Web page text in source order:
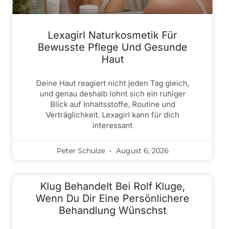
Lexagirl Naturkosmetik Für
Bewusste Pflege Und Gesunde
Haut
Deine Haut reagiert nicht jeden Tag gleich,
und genau deshalb lohnt sich ein ruhiger
Blick auf Inhaltsstoffe, Routine und
Verträglichkeit. Lexagirl kann für dich
interessant
Peter Schulze August 6, 2026
Klug Behandelt Bei Rolf Kluge,
Wenn Du Dir Eine Persönlichere
Behandlung Wünschst